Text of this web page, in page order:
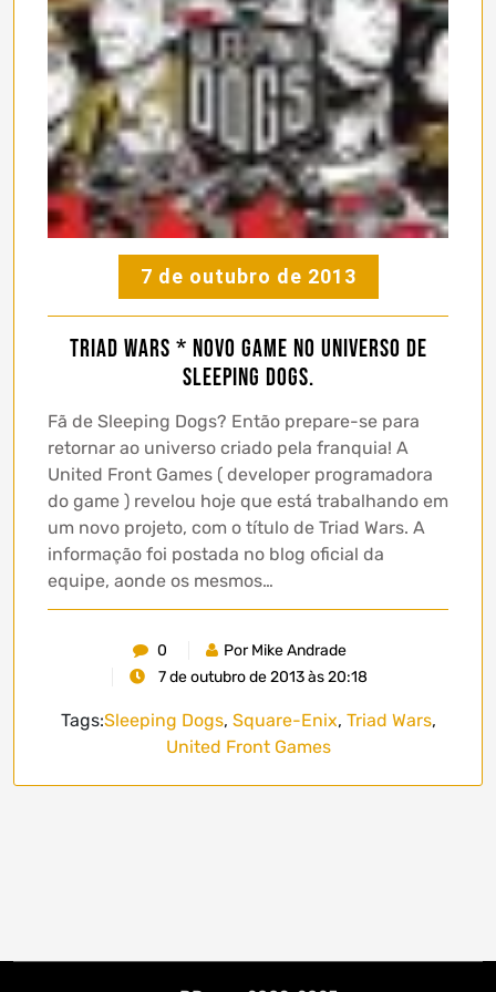
7 de outubro de 2013
Triad Wars * Novo game no universo de
Sleeping Dogs.
Fã de Sleeping Dogs? Então prepare-se para
retornar ao universo criado pela franquia! A
United Front Games ( developer programadora
do game ) revelou hoje que está trabalhando em
um novo projeto, com o título de Triad Wars. A
informação foi postada no blog oficial da
equipe, aonde os mesmos…
0
Por Mike Andrade
7 de outubro de 2013 às 20:18
Tags:Sleeping Dogs, Square-Enix, Triad Wars,
United Front Games